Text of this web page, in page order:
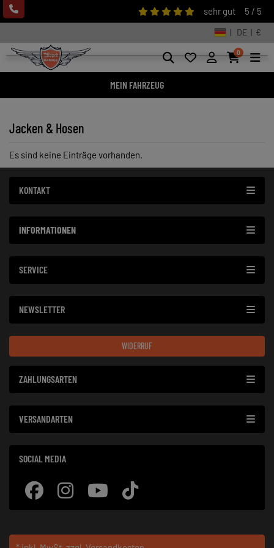
sehr gut 5 / 5
| DE | €
0
MEIN FAHRZEUG
Jacken & Hosen
Es sind keine Einträge vorhanden.
KONTAKT
INFORMATIONEN
SERVICE
NEWSLETTER
WIDERRUF
ZAHLUNGSARTEN
VERSANDARTEN
SOCIAL MEDIA